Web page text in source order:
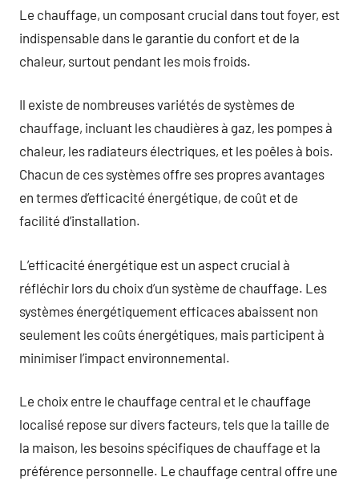
Le chauffage, un composant crucial dans tout foyer, est
indispensable dans le garantie du confort et de la
chaleur, surtout pendant les mois froids.
Il existe de nombreuses variétés de systèmes de
chauffage, incluant les chaudières à gaz, les pompes à
chaleur, les radiateurs électriques, et les poêles à bois.
Chacun de ces systèmes offre ses propres avantages
en termes d’efficacité énergétique, de coût et de
facilité d’installation.
L’efficacité énergétique est un aspect crucial à
réfléchir lors du choix d’un système de chauffage. Les
systèmes énergétiquement efficaces abaissent non
seulement les coûts énergétiques, mais participent à
minimiser l’impact environnemental.
Le choix entre le chauffage central et le chauffage
localisé repose sur divers facteurs, tels que la taille de
la maison, les besoins spécifiques de chauffage et la
préférence personnelle. Le chauffage central offre une